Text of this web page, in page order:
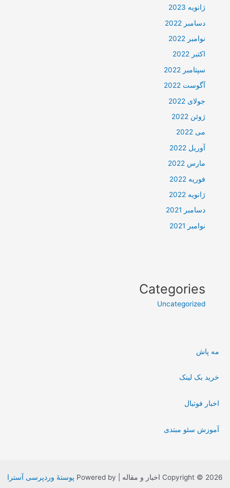
ژانویه 2023
دسامبر 2022
نوامبر 2022
اکتبر 2022
سپتامبر 2022
آگوست 2022
جولای 2022
ژوئن 2022
می 2022
آوریل 2022
مارس 2022
فوریه 2022
ژانویه 2022
دسامبر 2021
نوامبر 2021
Categories
Uncategorized
مه پاش
خرید بک لینک
اخبار فوتبال
آموزش سئو مبتدی
Copyright © 2026 اخبار و مقاله | Powered by پوستهٔ وردپرسی آسترا